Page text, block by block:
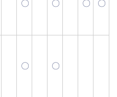
〇 〇 〇 〇
〇 〇